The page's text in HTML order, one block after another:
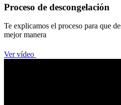
Proceso de descongelación
Te explicamos el proceso para que
mejor manera
Ver vídeo